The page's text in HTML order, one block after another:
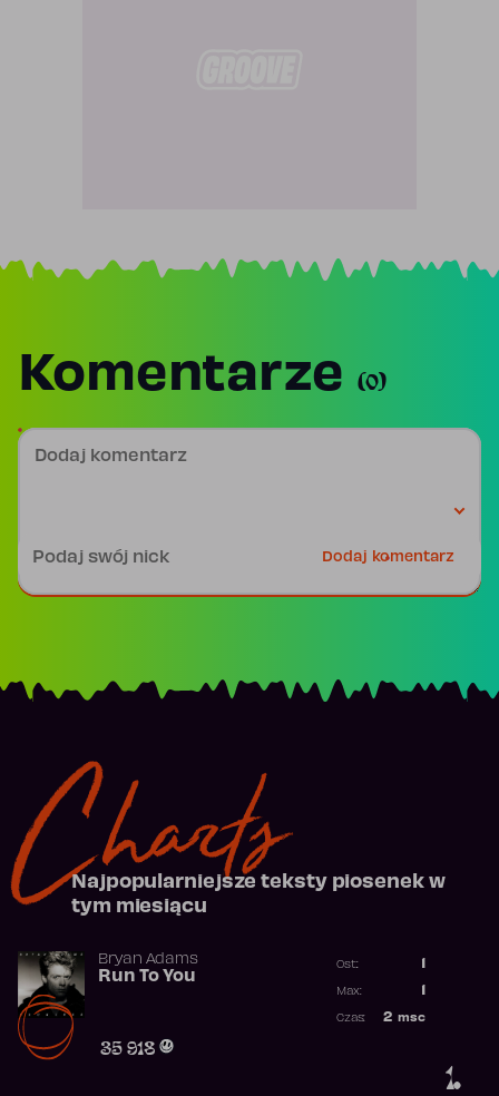
Komentarze (0)
Dodaj komentarz
Dodaj komentarz
Charts
Najpopularniejsze teksty piosenek w
tym miesiącu
1.
Bryan Adams
Run To You
35 918
Ost.:
Max:
2 msc
Czas: